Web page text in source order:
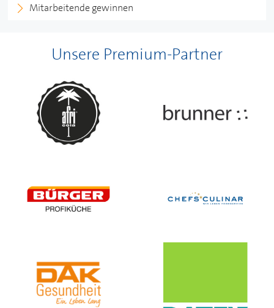
Mitarbeitende gewinnen
Unsere Premium-Partner